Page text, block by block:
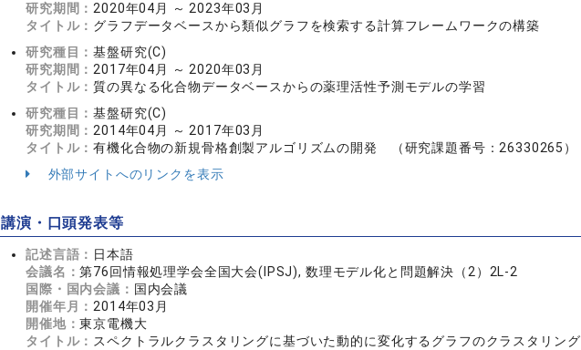
研究期間： 2020年04月 ～ 2023年03月
タイトル： グラフデータベースから類似グラフを検索する計算フレームワークの構築
研究種目：基盤研究(C)
研究期間： 2017年04月 ～ 2020年03月
タイトル：質の異なる化合物データベースからの薬理活性予測モデルの学習
研究種目：基盤研究(C)
研究期間： 2014年04月 ～ 2017年03月
タイトル：有機化合物の新規骨格創製アルゴリズムの開発 （研究課題番号：26330265）
外部サイトへのリンクを表示
講演・口頭発表等
記述言語： 日本語
会議名：第76回情報処理学会全国大会(IPSJ), 数理モデル化と問題解決（2）2L-2
国際・国内会議： 国内会議
開催年月： 2014年03月
開催地：東京電機大
タイトル： スペクトラルクラスタリングに基づいた動的に変化するグラフのクラスタリング